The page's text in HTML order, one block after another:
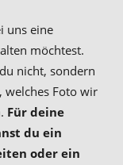
uns eine
möchtest.
nicht, sondern
welches Foto wir
Für deine
du ein
oder ein